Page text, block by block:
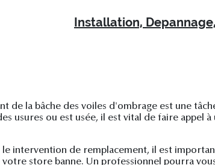
Installation,
de la bâche des voiles d'ombrage est une
usures ou est usée, il est vital de faire appel
intervention de remplacement, il est
votre store banne. Un professionnel pourra